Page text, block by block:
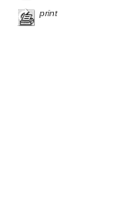
print